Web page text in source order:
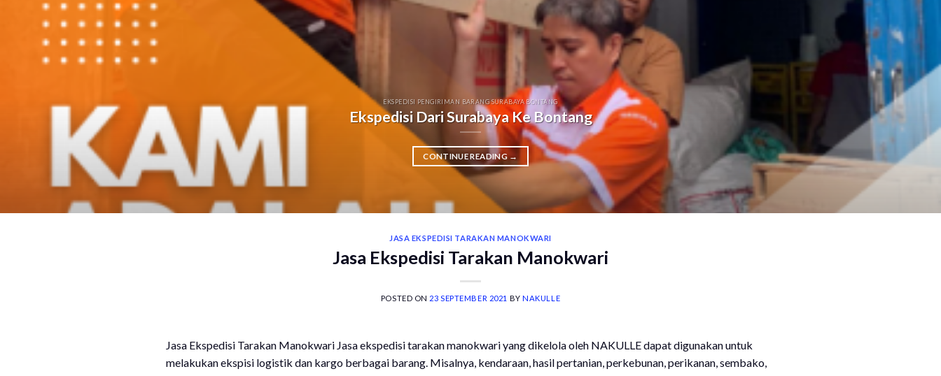
EKSPEDISI PENGIRIMAN BARANG SURABAYA BONTANG
Ekspedisi Dari Surabaya Ke Bontang
CONTINUE READING→
JASA EKSPEDISI TARAKAN MANOKWARI
Jasa Ekspedisi Tarakan Manokwari
POSTED ON 23 SEPTEMBER 2021 BYNAKULLE
Jasa Ekspedisi Tarakan Manokwari Jasa ekspedisi tarakan manokwari yang dikelola oleh NAKULLE dapat digunakan untuk
melakukan ekspisi logistik dan kargo berbagai barang. Misalnya, kendaraan, hasil pertanian, perkebunan, perikanan, sembako,